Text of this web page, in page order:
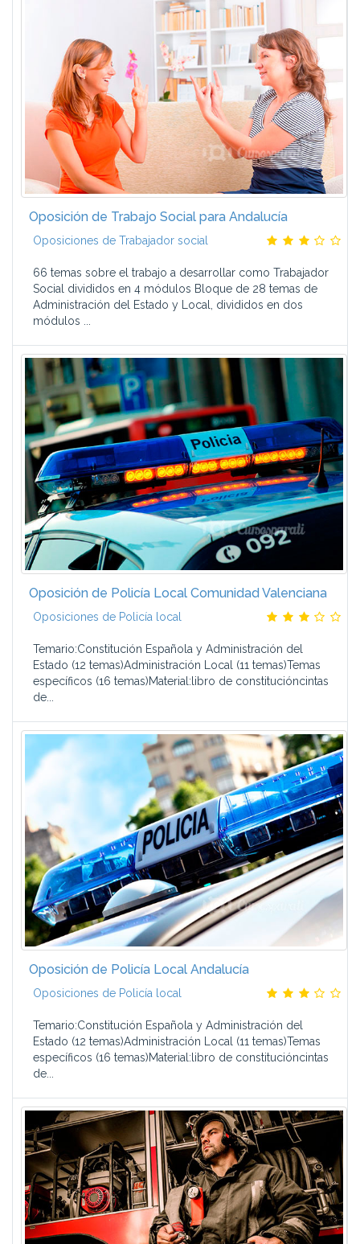
Oposición de Trabajo Social para Andalucía
Oposiciones de Trabajador social
66 temas sobre el trabajo a desarrollar como Trabajador
Social divididos en 4 módulos Bloque de 28 temas de
Administración del Estado y Local, divididos en dos
módulos ...
Oposición de Policía Local Comunidad Valenciana
Oposiciones de Policía local
Temario:Constitución Española y Administración del
Estado (12 temas)Administración Local (11 temas)Temas
específicos (16 temas)Material:libro de constitucióncintas
de...
Oposición de Policía Local Andalucía
Oposiciones de Policía local
Temario:Constitución Española y Administración del
Estado (12 temas)Administración Local (11 temas)Temas
específicos (16 temas)Material:libro de constitucióncintas
de...